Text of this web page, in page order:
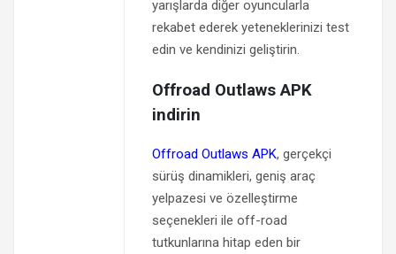
yarışlarda diğer oyuncularla
rekabet ederek yeteneklerinizi test
edin ve kendinizi geliştirin.
Offroad Outlaws APK
indirin
Offroad Outlaws APK, gerçekçi
sürüş dinamikleri, geniş araç
yelpazesi ve özelleştirme
seçenekleri ile off-road
tutkunlarına hitap eden bir